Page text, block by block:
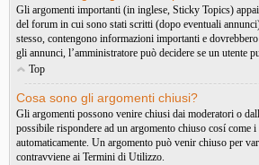
Gli argomenti importanti (in inglese, Sticky Topics)
del forum in cui sono stati scritti (dopo eventuali
stesso, contengono informazioni importanti e
gli annunci, l’amministratore può decidere se un utente
Top
Cosa sono gli argomenti chiusi?
Gli argomenti possono venire chiusi dai moderatori o
possibile rispondere ad un argomento chiuso cosí come
automaticamente. Un argomento può venir chiuso per
contravviene ai Termini di Utilizzo.